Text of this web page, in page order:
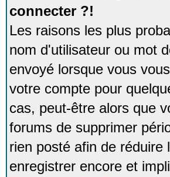
connecter ?!
Les raisons les plus
nom d'utilisateur ou mot
envoyé lorsque vous
votre compte pour
cas, peut-être alors que
forums de supprimer
rien posté afin de
enregistrer encore et